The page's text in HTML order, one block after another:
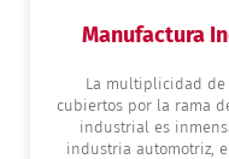
Manufactura
La multiplicidad de
cubiertos por la rama
industrial es
industria automotriz,